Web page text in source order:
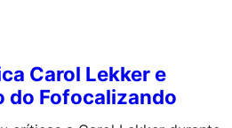
Carol Lekker e
do Fofocalizando